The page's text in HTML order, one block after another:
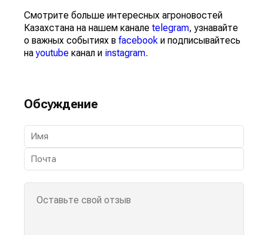
Смотрите больше интересных агроновостей
Казахстана на нашем канале telegram, узнавайте
о важных событиях в facebook и подписывайтесь
наyoutube канал и instagram.
Обсуждение